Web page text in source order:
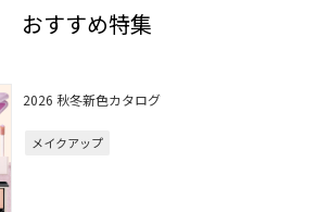
おすすめ特集
2026 秋冬新色カタログ
メイクアップ